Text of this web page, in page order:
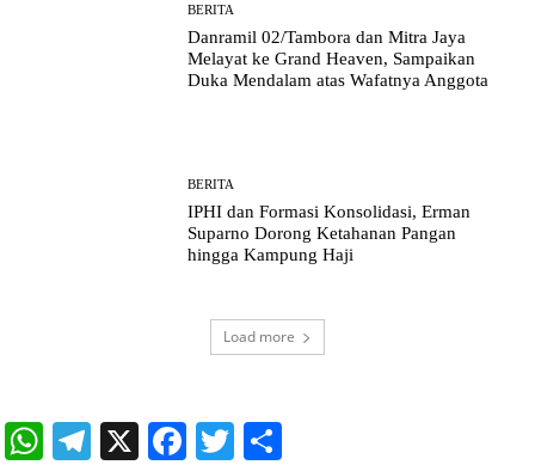
BERITA
Danramil 02/Tambora dan Mitra Jaya
Melayat ke Grand Heaven, Sampaikan
Duka Mendalam atas Wafatnya Anggota
BERITA
IPHI dan Formasi Konsolidasi, Erman
Suparno Dorong Ketahanan Pangan
hingga Kampung Haji
Load more
WhatsApp
Telegram
X Facebook
Twitter